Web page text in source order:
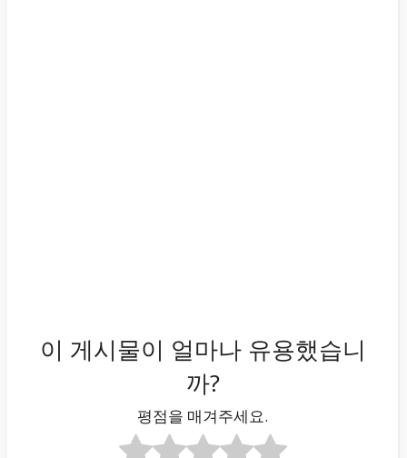
이 게시물이 얼마나 유용했습니
까?
평점을 매겨주세요.